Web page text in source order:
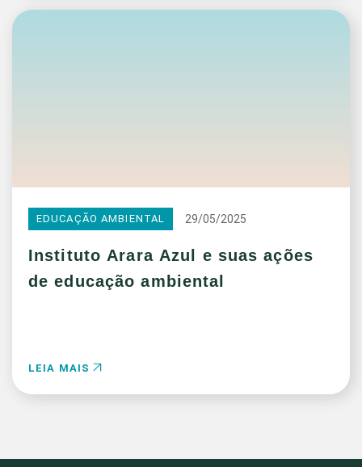
EDUCAÇÃO AMBIENTAL 29/05/2025
Instituto Arara Azul e suas ações
de educação ambiental
LEIA MAIS